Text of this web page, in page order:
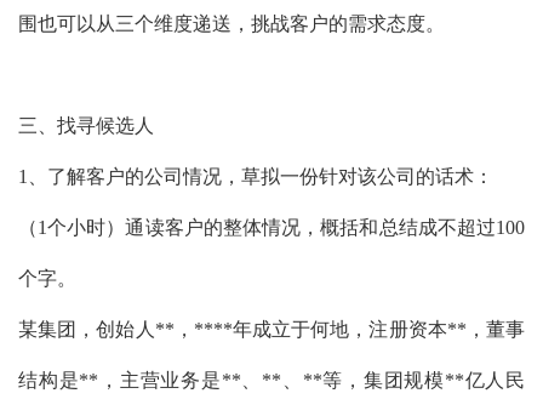
围也可以从三个维度递送，挑战客户的需求态度。
三、找寻候选人
1、了解客户的公司情况，草拟一份针对该公司的话术：
（1个小时）通读客户的整体情况，概括和总结成不超过100
个字。
某集团，创始人**，****年成立于何地，注册资本**，董事
结构是**，主营业务是**、**、**等，集团规模**亿人民